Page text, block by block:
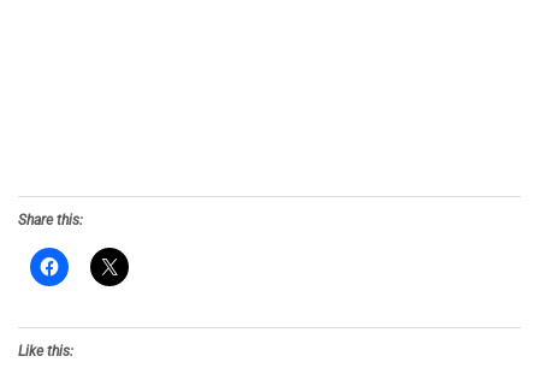
Share this:
Like this: